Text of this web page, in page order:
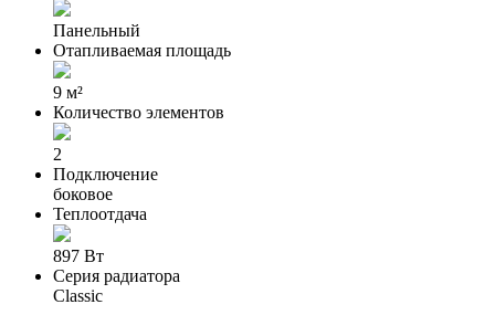
Панельный
Отапливаемая площадь
9 м²
Количество элементов
2
Подключение
боковое
Теплоотдача
897 Вт
Серия радиатора
Classic